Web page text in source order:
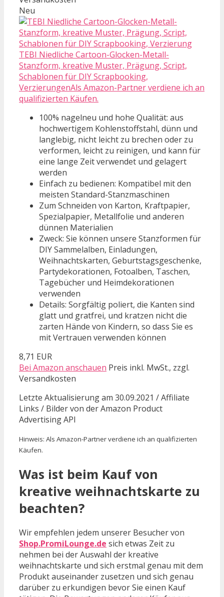
Neu
TEBI Niedliche Cartoon-Glocken-Metall-
Stanzform, kreative Muster, Prägung, Script,
Schablonen für DIY Scrapbooking,
VerzierungenAls Amazon-Partner verdiene ich an
qualifizierten Käufen.
100% nagelneu und hohe Qualität: aus
hochwertigem Kohlenstoffstahl, dünn und
langlebig, nicht leicht zu brechen oder zu
verformen, leicht zu reinigen, und kann für
eine lange Zeit verwendet und gelagert
werden
Einfach zu bedienen: Kompatibel mit den
meisten Standard-Stanzmaschinen
Zum Schneiden von Karton, Kraftpapier,
Spezialpapier, Metallfolie und anderen
dünnen Materialien
Zweck: Sie können unsere Stanzformen für
DIY Sammelalben, Einladungen,
Weihnachtskarten, Geburtstagsgeschenke,
Partydekorationen, Fotoalben, Taschen,
Tagebücher und Heimdekorationen
verwenden
Details: Sorgfältig poliert, die Kanten sind
glatt und gratfrei, und kratzen nicht die
zarten Hände von Kindern, so dass Sie es
mit Vertrauen verwenden können
8,71 EUR
Bei Amazon anschauen Preis inkl. MwSt., zzgl.
Versandkosten
Letzte Aktualisierung am 30.09.2021 / Affiliate
Links / Bilder von der Amazon Product
Advertising API
Hinweis: Als Amazon-Partner verdiene ich an qualifizierten
Käufen.
Was ist beim Kauf von
kreative weihnachtskarte zu
beachten?
Wir empfehlen jedem unserer Besucher von
Shop.PromiLounge.de sich etwas Zeit zu
nehmen bei der Auswahl der kreative
weihnachtskarte und sich erstmal genau mit dem
Produkt auseinander zusetzen und sich genau
darüber zu erkundigen bevor Sie einen Kauf